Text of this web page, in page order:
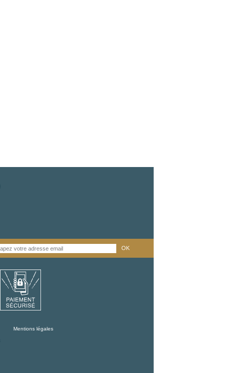
OK
Mentions légales